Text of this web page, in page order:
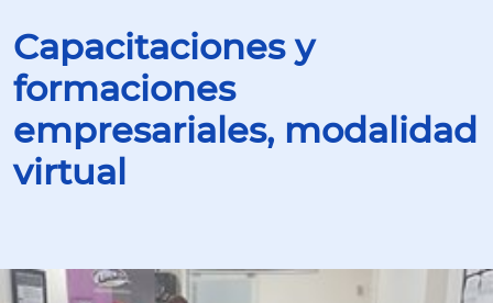
Capacitaciones y
formaciones
empresariales, modalidad
virtual